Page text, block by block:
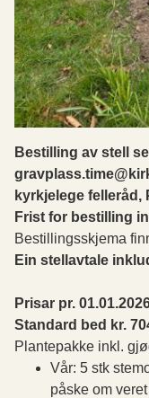
Bestilling av stell
kyrkjelege felleråd,
Frist for bestilling
Bestillingsskjema
Ein stellavtale
Prisar pr.
Standard bed kr.
Plantepakke inkl.
Vår: 5 stk
påske om